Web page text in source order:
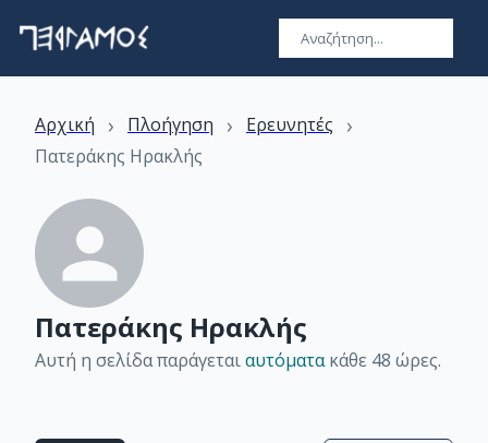
Αρχική › Πλοήγηση › Ερευνητές ›
Πατεράκης Ηρακλής
Πατεράκης Ηρακλής
Αυτή η σελίδα παράγεταιαυτόματακάθε 48 ώρες.